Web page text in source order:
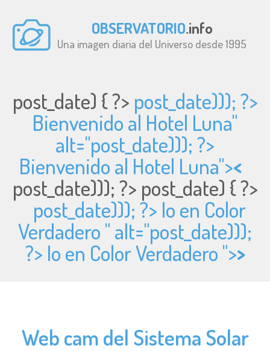
OBSERVATORIO.info
Una imagen diaria del Universo desde 1995
post_date) { ?> post_date))); ?>
Bienvenido al Hotel Luna"
alt="post_date))); ?>
Bienvenido al Hotel Luna"><
post_date))); ?> post_date) { ?>
post_date))); ?> Io en Color
Verdadero " alt="post_date)));
?> Io en Color Verdadero ">>
Web cam del Sistema Solar